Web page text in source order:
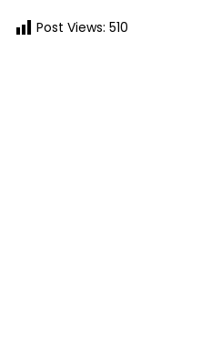
Post Views: 510